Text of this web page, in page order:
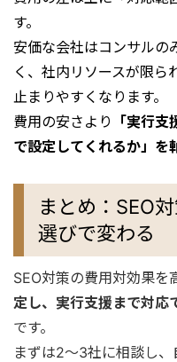
す。
安価な会社はコンサルの
く、社内リソースが限ら
止まりやすくなります。
費用の安さより
「実行
で設定してくれるか」を
まとめ：SEO
選びで変わる
SEO対策の費用対効果を
定し、実行支援まで対応
です。
まずは2〜3社に相談し